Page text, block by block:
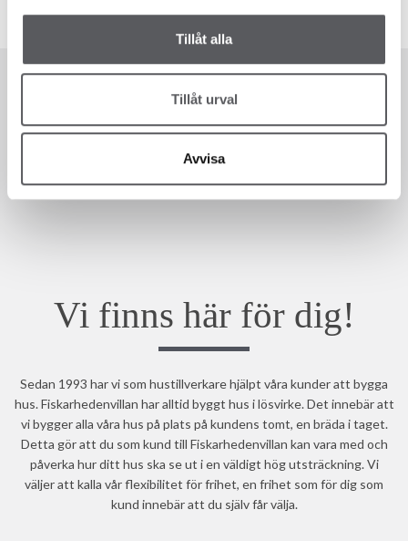
Tillåt alla
Tillåt urval
Avvisa
Vi finns här för dig!
Sedan 1993 har vi som hustillverkare hjälpt våra kunder att bygga
hus. Fiskarhedenvillan har alltid byggt hus i lösvirke. Det innebär att
vi bygger alla våra hus på plats på kundens tomt, en bräda i taget.
Detta gör att du som kund till Fiskarhedenvillan kan vara med och
påverka hur ditt hus ska se ut i en väldigt hög utsträckning. Vi
väljer att kalla vår flexibilitet för frihet, en frihet som för dig som
kund innebär att du själv får välja.